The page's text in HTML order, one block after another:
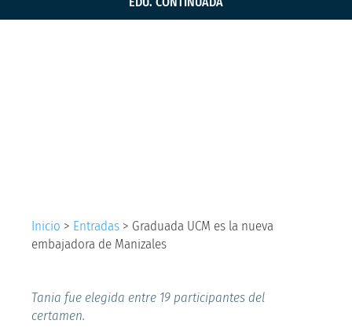
Inicio > Entradas > Graduada UCM es la nueva
embajadora de Manizales
Tania fue elegida entre 19 participantes del
certamen.